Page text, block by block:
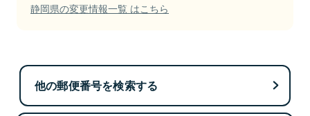
静岡県の変更情報一覧 はこちら
他の郵便番号を検索する